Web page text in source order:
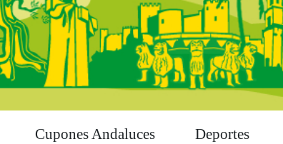
Cupones Andaluces Deportes